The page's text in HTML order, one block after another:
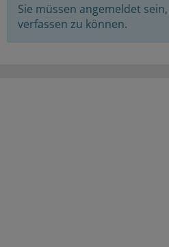
Sie müssen angemeldet
verfassen zu können.